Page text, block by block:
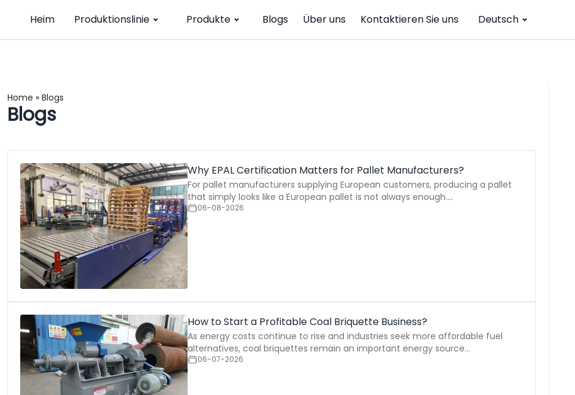
Heim Produktionslinie Produkte Blogs Über uns Kontaktieren Sie uns Deutsch
Home » Blogs
Blogs
Why EPAL Certification Matters for Pallet Manufacturers?
For pallet manufacturers supplying European customers, producing a pallet
that simply looks like a European pallet is not always enough.…
06-08-2026
How to Start a Profitable Coal Briquette Business?
As energy costs continue to rise and industries seek more affordable fuel
alternatives, coal briquettes remain an important energy source…
06-07-2026